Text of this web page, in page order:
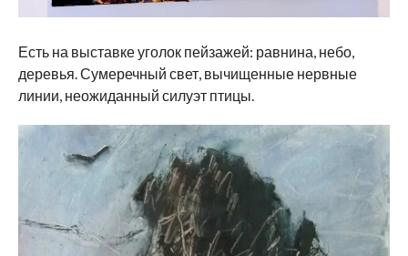
Есть на выставке уголок пейзажей: равнина, небо,
деревья. Сумеречный свет, вычищенные нервные
линии, неожиданный силуэт птицы.